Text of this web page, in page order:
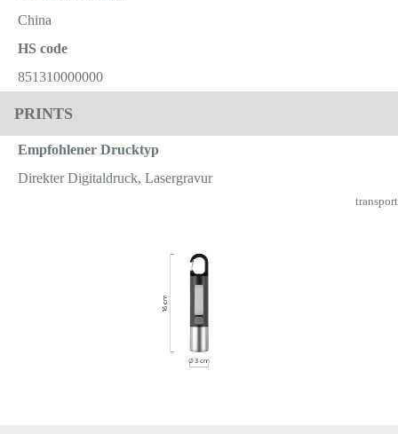
China
HS code
851310000000
PRINTS
Empfohlener Drucktyp
Direkter Digitaldruck, Lasergravur
transport